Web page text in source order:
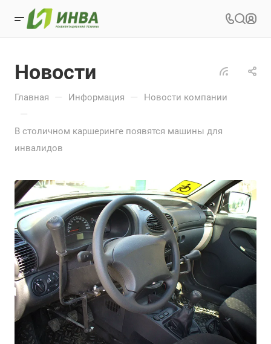
Новости
Главная — Информация — Новости компании
—
В столичном каршеринге появятся машины для
инвалидов